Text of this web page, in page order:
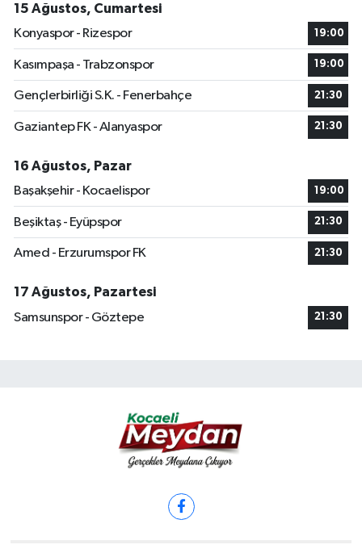
15 Ağustos, Cumartesi
Konyaspor - Rizespor
19:00
Kasımpaşa - Trabzonspor 19:00
Gençlerbirliği S.K. - Fenerbahçe 21:30
Gaziantep FK - Alanyaspor 21:30
16 Ağustos, Pazar
Başakşehir - Kocaelispor
19:00
Beşiktaş - Eyüpspor 21:30
Amed - Erzurumspor FK 21:30
17 Ağustos, Pazartesi
Samsunspor - Göztepe
21:30